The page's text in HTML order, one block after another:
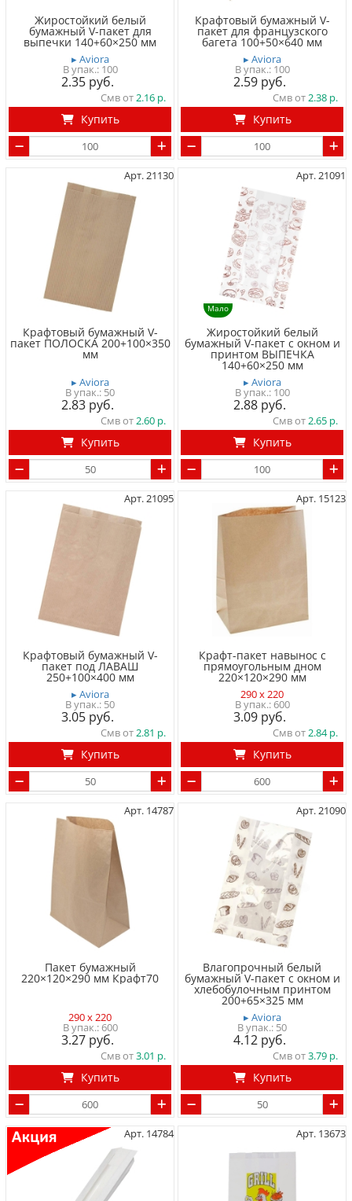
Жиростойкий белый
бумажный V-пакет для
выпечки 140+60×250 мм
▸ Aviora
100
2.35
Смв от2.16
Купить
Крафтовый бумажный V-
пакет для французского
багета 100+50×640 мм
▸ Aviora
100
2.59
Смв от2.38
Купить
Арт. 21130
Крафтовый бумажный V-
пакет ПОЛОСКА 200+100×350
мм
▸ Aviora
50
2.83
Смв от2.60
Купить
Арт. 21091
Мало
Жиростойкий белый
бумажный V-пакет с окном и
принтом ВЫПЕЧКА
140+60×250 мм
▸ Aviora
100
2.88
Смв от2.65
Купить
Арт. 21095
Крафтовый бумажный V-
пакет под ЛАВАШ
250+100×400 мм
▸ Aviora
50
3.05
Смв от2.81
Купить
Арт. 15123
Крафт-пакет навынос с
прямоугольным дном
220×120×290 мм
290 x 220
600
3.09
Смв от2.84
Купить
Арт. 14787
Пакет бумажный
220×120×290 мм Крафт70
290 x 220
600
3.27
Смв от3.01
Купить
Арт. 21090
Влагопрочный белый
бумажный V-пакет с окном и
хлебобулочным принтом
200+65×325 мм
▸ Aviora
50
4.12
Смв от3.79
Купить
Арт. 14784 Арт. 13673